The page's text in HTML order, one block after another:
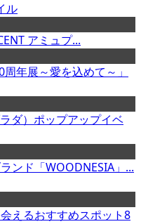
ル
アミュプ...
年展～愛を込めて～」
ダ）ポップアップイベ
ンド「WOODNESIA」...
えるおすすめスポット8